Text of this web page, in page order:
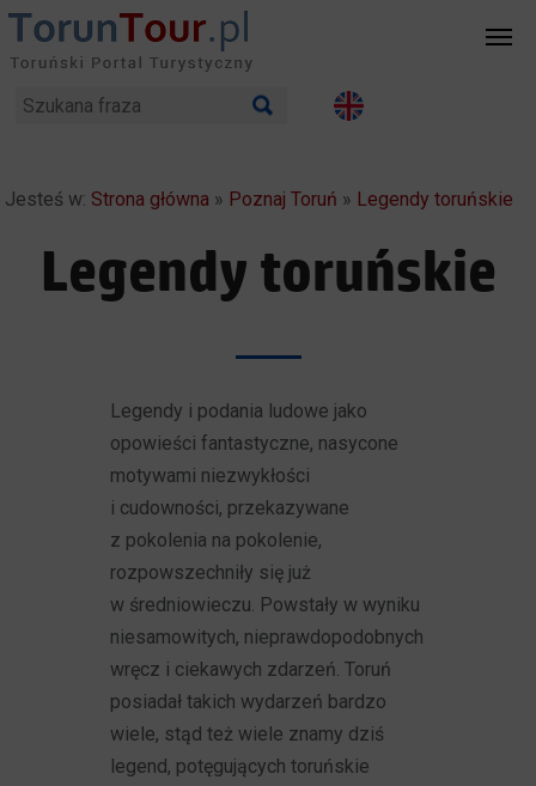
Jesteś w: Strona główna » Poznaj Toruń » Legendy toruńskie
Legendy toruńskie
Legendy i podania ludowe jako
opowieści fantastyczne, nasycone
motywami niezwykłości
i cudowności, przekazywane
z pokolenia na pokolenie,
rozpowszechniły się już
w średniowieczu. Powstały w wyniku
niesamowitych, nieprawdopodobnych
wręcz i ciekawych zdarzeń. Toruń
posiadał takich wydarzeń bardzo
wiele, stąd też wiele znamy dziś
legend, potęgujących toruńskie